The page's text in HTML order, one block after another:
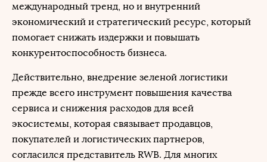
международный тренд, но и внутренний
экономический и стратегический ресурс, который
помогает снижать издержки и повышать
конкурентоспособность бизнеса.
Действительно, внедрение зеленой логистики
прежде всего инструмент повышения качества
сервиса и снижения расходов для всей
экосистемы, которая связывает продавцов,
покупателей и логистических партнеров,
согласился представитель RWB. Для многих